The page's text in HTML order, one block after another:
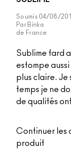
Soumis 04/08/
Par Binka
de France
Sublime fard
estompe
plus claire. Je
temps je ne
de qualités
Continuer les
produit